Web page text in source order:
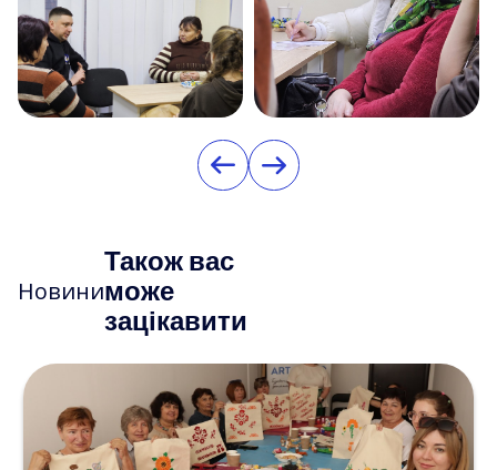
Новини
Також вас
може
зацікавити